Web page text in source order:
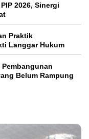
2026, Sinergi
Praktik
Langgar Hukum
Belum Rampung